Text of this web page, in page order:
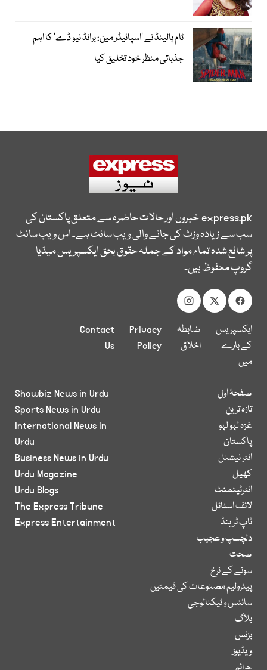
ٹام ہالینڈ نے ’اسپائیڈر مین: برانڈ نیو ڈے‘ کا اہم
جذباتی منظر خود تخلیق کیا
express.pkخبروں اور حالات حاضرہ سے متعلق پاکستان کی
سب سے زیادہ وزٹ کی جانے والی ویب سائٹ ہے۔ اس ویب سائٹ
پر شائع شدہ تمام مواد کے جملہ حقوق بحق ایکسپریس میڈیا
گروپ محفوظ ہیں۔
ایکسپریس
کے بارے
میں
ضابطہ
اخلاق
Privacy
Policy
Contact
Us
صفحۂ اول
تازہ ترین
غزہ لہو لہو
پاکستان
انٹر نیشنل
کھیل
انٹرٹینمنٹ
لائف اسٹائل
ٹاپ ٹرینڈ
دلچسپ و عجیب
صحت
سونے کے نرخ
پیٹرولیم مصنوعات کی قیمتیں
سائنس و ٹیکنالوجی
بلاگ
بزنس
ویڈیوز
Showbiz News in Urdu
Sports News in Urdu
International News in
Urdu
Business News in Urdu
Urdu Magazine
Urdu Blogs
The Express Tribune
Express Entertainment